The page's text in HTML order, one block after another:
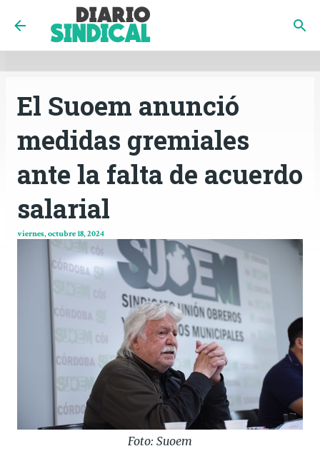
INICIO CÓRDOBA
Ir al contenido principal
El Suoem anunció
medidas gremiales
ante la falta de acuerdo
salarial
viernes, octubre 18, 2024
Foto: Suoem